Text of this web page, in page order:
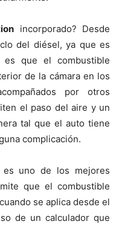
incorporado? Desde
del diésel, ya que es
que el combustible
de la cámara en los
por otros
el paso del aire y un
tal que el auto tiene
complicación.
uno de los mejores
que el combustible
se aplica desde el
de un calculador que